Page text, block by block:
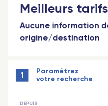
Meilleurs
Aucune information
origine/destination
1
Paramétrez
votre recherche
DEPUIS